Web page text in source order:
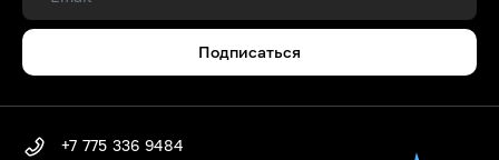
Подписаться
+7 775 336 9484